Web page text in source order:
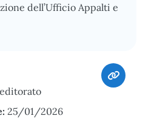
dell’Ufficio Appalti e
25/01/2026